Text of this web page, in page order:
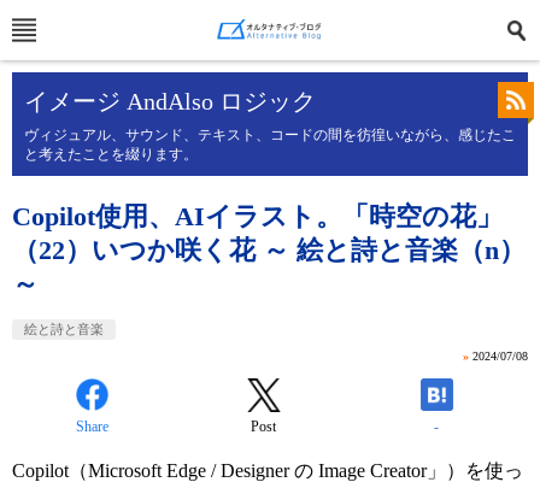
イメージ AndAlso ロジック
ヴィジュアル、サウンド、テキスト、コードの間を彷徨いながら、感じたこ
と考えたことを綴ります。
Copilot使用、AIイラスト。「時空の花」
（22）いつか咲く花 ～ 絵と詩と音楽（n）
～
絵と詩と音楽
» 2024/07/08
Share Post -
Copilot（Microsoft Edge / Designer の Image Creator」）を使っ